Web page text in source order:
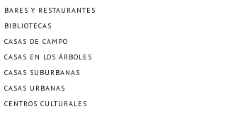
BARES Y RESTAURANTES
BIBLIOTECAS
CASAS DE CAMPO
CASAS EN LOS ÁRBOLES
CASAS SUBURBANAS
CASAS URBANAS
CENTROS CULTURALES